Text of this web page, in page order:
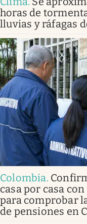
horas de
lluvias y ráfagas
Colombia.
casa por casa
para comprobar
de pensiones en